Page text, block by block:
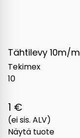
Tähtilevy 10m/m
Tekimex
10
1 €
(ei sis. ALV)
Näytä tuote